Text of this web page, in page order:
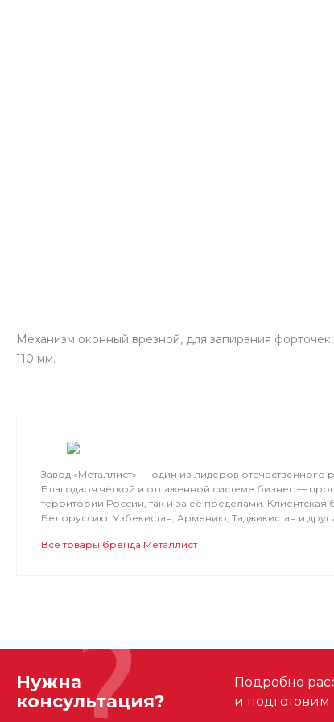
Механизм оконный врезной, для запирания
110 мм.
Завод «Металлист» — один из лидеров
Благодаря чёткой и отлаженной системе бизнес —
территории России, так и за её пределами.
Белоруссию, Узбекистан, Армению, Таджикистан и
Все товары бренда Металлист
Нужна
консультация?
Подробно
и